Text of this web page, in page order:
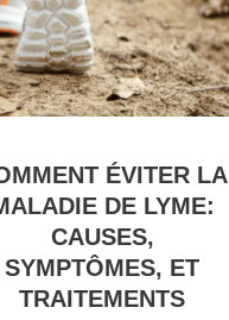
ÉVITER LA
DE LYME:
CAUSES,
SYMPTÔMES, ET
TRAITEMENTS